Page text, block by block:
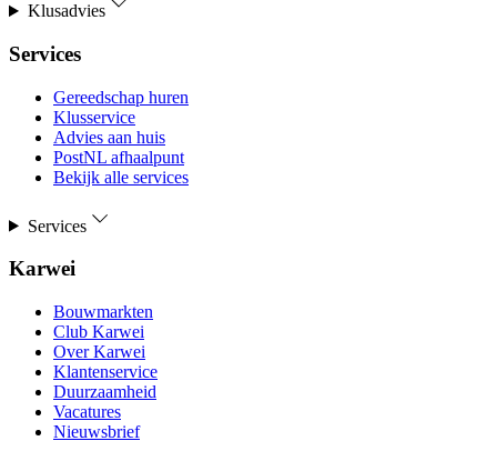
Klusadvies
Services
Gereedschap huren
Klusservice
Advies aan huis
PostNL afhaalpunt
Bekijk alle services
Services
Karwei
Bouwmarkten
Club Karwei
Over Karwei
Klantenservice
Duurzaamheid
Vacatures
Nieuwsbrief